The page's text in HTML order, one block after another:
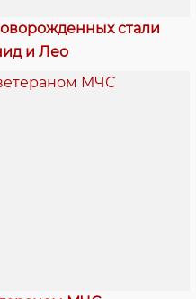
стали
и Лео